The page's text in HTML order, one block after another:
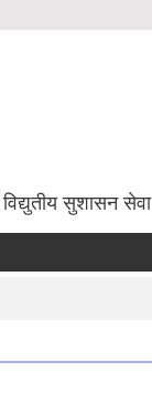
विद्युतीय सुशासन सेवा